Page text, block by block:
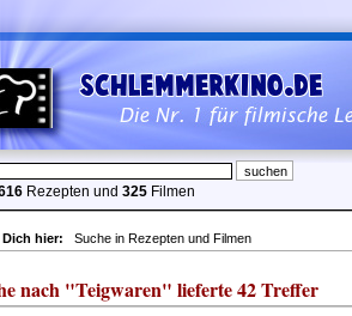
Rezepten und 325 Filmen
hier: Suche in Rezepten und Filmen
nach "Teigwaren" lieferte 42 Treffer